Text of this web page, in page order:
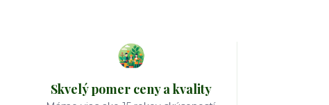
Skvelý pomer ceny a kvality